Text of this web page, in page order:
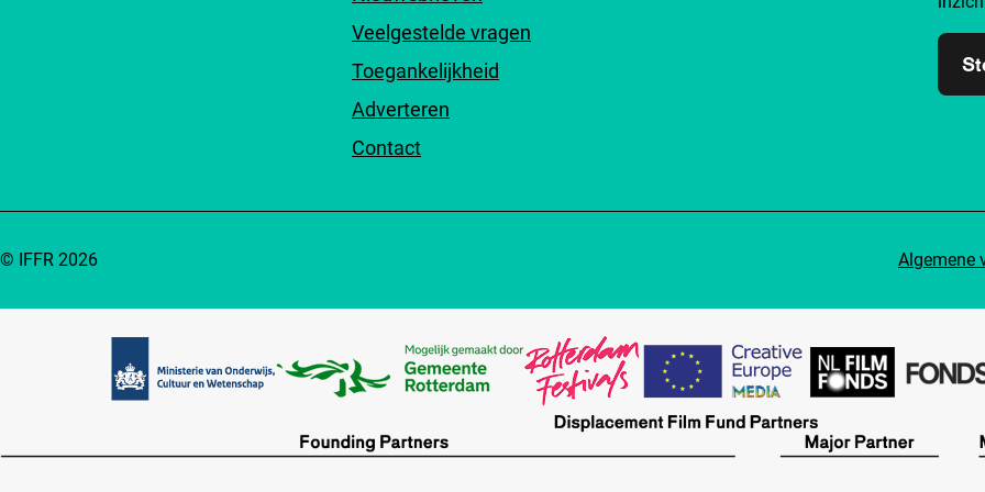
Veelgestelde vragen
Toegankelijkheid
Adverteren
Contact
Algemene
© IFFR 2026